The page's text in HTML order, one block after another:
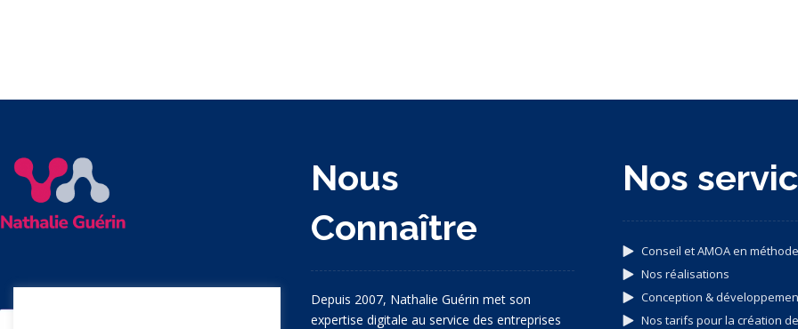
Nous
Connaître
Depuis 2007, Nathalie Guérin met son
expertise digitale au service des entreprises
Nos
Conseil et AMOA en
Nos réalisations
Conception &
Nos tarifs pour la création